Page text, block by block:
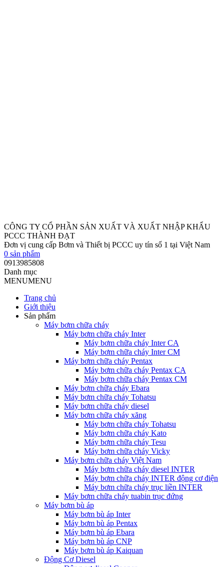
CÔNG TY CỔ PHẦN SẢN XUẤT VÀ XUẤT NHẬP KHẨU
PCCC THÀNH ĐẠT
Đơn vị cung cấp Bơm và Thiết bị PCCC uy tín số 1 tại Việt Nam
0 sản phẩm
0913985808
Danh mục
MENUMENU
Trang chủ
Giới thiệu
Sản phẩm
Máy bơm chữa cháy
Máy bơm chữa cháy Inter
Máy bơm chữa cháy Inter CA
Máy bơm chữa cháy Inter CM
Máy bơm chữa cháy Pentax
Máy bơm chữa cháy Pentax CA
Máy bơm chữa cháy Pentax CM
Máy bơm chữa cháy Ebara
Máy bơm chữa cháy Tohatsu
Máy bơm chữa cháy diesel
Máy bơm chữa cháy xăng
Máy bơm chữa cháy Tohatsu
Máy bơm chữa cháy Kato
Máy bơm chữa cháy Tesu
Máy bơm chữa cháy Vicky
Máy bơm chữa cháy Việt Nam
Máy bơm chữa cháy diesel INTER
Máy bơm chữa cháy INTER động cơ điện
Máy bơm chữa cháy trục liền INTER
Máy bơm chữa cháy tuabin trục đứng
Máy bơm bù áp
Máy bơm bù áp Inter
Máy bơm bù áp Pentax
Máy bơm bù áp Ebara
Máy bơm bù áp CNP
Máy bơm bù áp Kaiquan
Động Cơ Diesel